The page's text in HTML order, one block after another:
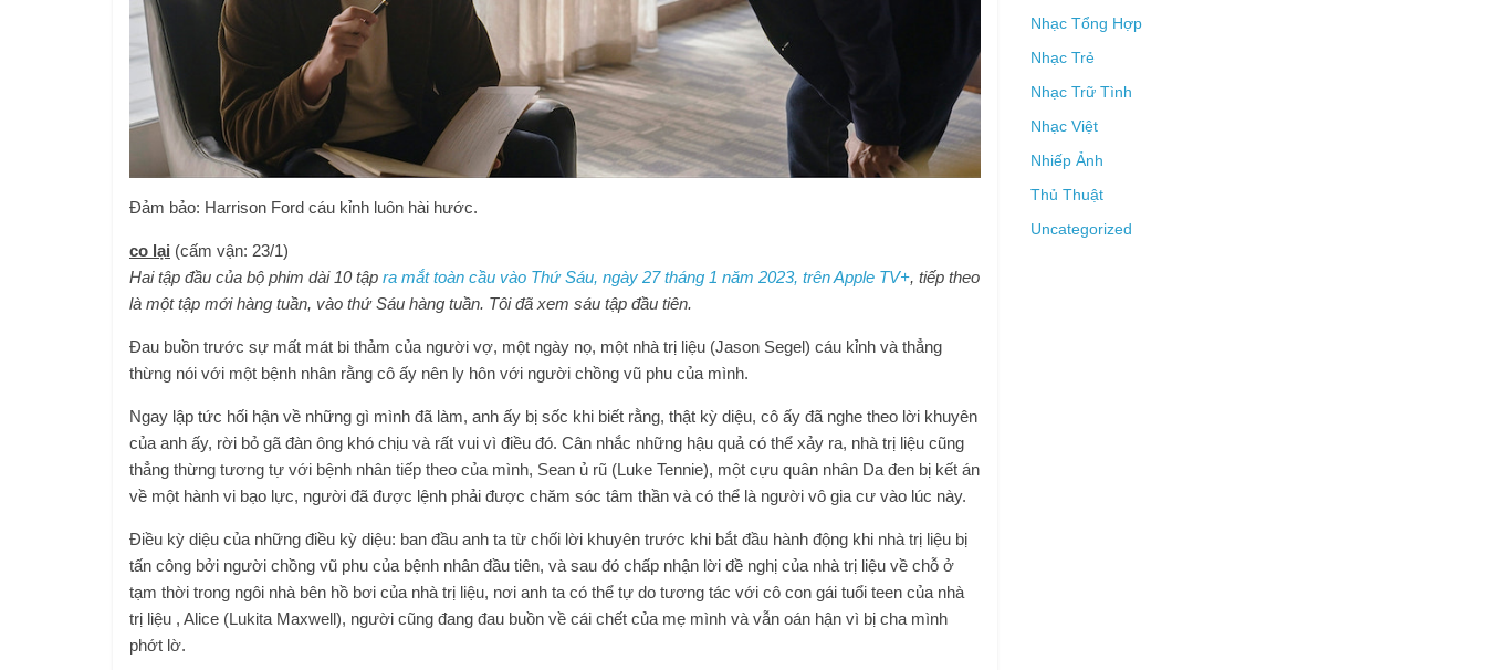
Đảm bảo: Harrison Ford cáu kỉnh luôn hài hước.
co lại (cấm vận: 23/1)
Hai tập đầu của bộ phim dài 10 tập ra mắt toàn cầu vào Thứ Sáu, ngày 27 tháng 1 năm 2023, trên Apple TV+, tiếp theo
là một tập mới hàng tuần, vào thứ Sáu hàng tuần. Tôi đã xem sáu tập đầu tiên.
Đau buồn trước sự mất mát bi thảm của người vợ, một ngày nọ, một nhà trị liệu (Jason Segel) cáu kỉnh và thẳng
thừng nói với một bệnh nhân rằng cô ấy nên ly hôn với người chồng vũ phu của mình.
Ngay lập tức hối hận về những gì mình đã làm, anh ấy bị sốc khi biết rằng, thật kỳ diệu, cô ấy đã nghe theo lời khuyên
của anh ấy, rời bỏ gã đàn ông khó chịu và rất vui vì điều đó. Cân nhắc những hậu quả có thể xảy ra, nhà trị liệu cũng
thẳng thừng tương tự với bệnh nhân tiếp theo của mình, Sean ủ rũ (Luke Tennie), một cựu quân nhân Da đen bị kết án
về một hành vi bạo lực, người đã được lệnh phải được chăm sóc tâm thần và có thể là người vô gia cư vào lúc này.
Điều kỳ diệu của những điều kỳ diệu: ban đầu anh ta từ chối lời khuyên trước khi bắt đầu hành động khi nhà trị liệu bị
tấn công bởi người chồng vũ phu của bệnh nhân đầu tiên, và sau đó chấp nhận lời đề nghị của nhà trị liệu về chỗ ở
tạm thời trong ngôi nhà bên hồ bơi của nhà trị liệu, nơi anh ta có thể tự do tương tác với cô con gái tuổi teen của nhà
trị liệu , Alice (Lukita Maxwell), người cũng đang đau buồn về cái chết của mẹ mình và vẫn oán hận vì bị cha mình
phớt lờ.
Nhạc Tổng Hợp
Nhạc Trẻ
Nhạc Trữ Tình
Nhạc Việt
Nhiếp Ảnh
Thủ Thuật
Uncategorized